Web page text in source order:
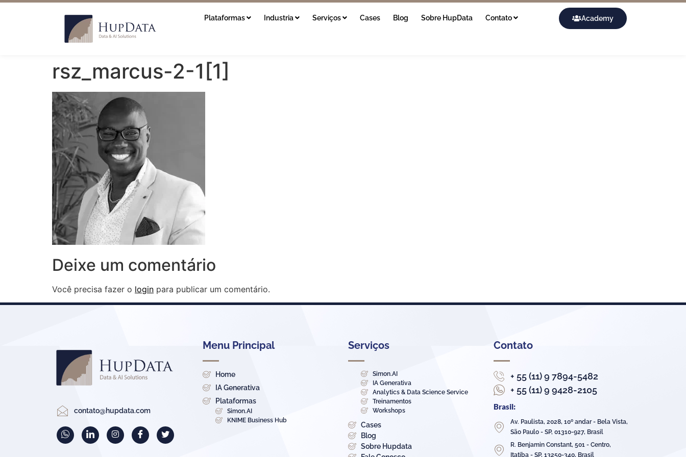
Plataformas Industria Serviços Cases Blog Sobre HupData Contato Academy
rsz_marcus-2-1[1]
Deixe um comentário
Você precisa fazer o login para publicar um comentário.
contato@hupdata.com
Menu Principal
Home
IA Generativa
Plataformas
Simon.AI
KNIME Business Hub
Serviços
Simon.AI
IA Generativa
Analytics & Data Science Service
Treinamentos
Workshops
Cases
Blog
Sobre Hupdata
Contato
+ 55 (11) 9 7894-5482
+ 55 (11) 9 9428-2105
Brasil:
Av. Paulista, 2028, 10º andar - Bela Vista,
São Paulo - SP, 01310-927, Brasil
R. Benjamin Constant, 501 - Centro,
Itatiba - SP, 13250-340, Brasil